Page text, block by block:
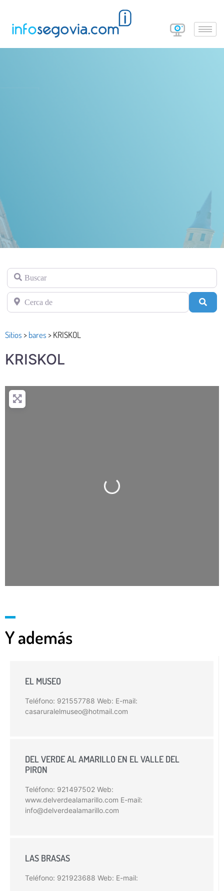
Buscar
Cerca de
Sitios >bares >KRISKOL
KRISKOL
Cargando…
Y además
EL MUSEO
Teléfono: 921557788 Web: E-mail:
casaruralelmuseo@hotmail.com
DEL VERDE AL AMARILLO EN EL VALLE DEL
PIRON
Teléfono: 921497502 Web:
www.delverdealamarillo.com E-mail:
info@delverdealamarillo.com
LAS BRASAS
Teléfono: 921923688 Web: E-mail: